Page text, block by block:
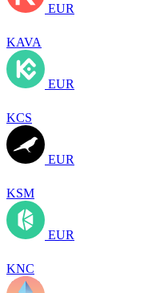
EUR
KAVA
EUR
KCS
EUR
KSM
EUR
KNC